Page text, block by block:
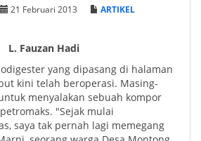
21 Februari 2013 ARTIKEL
L. Fauzan Hadi
yang dipasang di halaman
kini telah beroperasi. Masing-
menyalakan sebuah kompor
"Sejak mulai
saya tak pernah lagi memegang